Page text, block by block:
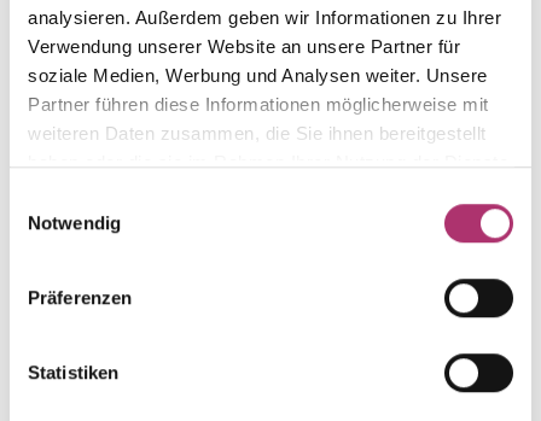
analysieren. Außerdem geben wir Informationen zu Ihrer
Verwendung unserer Website an unsere Partner für
soziale Medien, Werbung und Analysen weiter. Unsere
Partner führen diese Informationen möglicherweise mit
weiteren Daten zusammen, die Sie ihnen bereitgestellt
haben oder die sie im Rahmen Ihrer Nutzung der Dienste
Notwendig
Präferenzen
Statistiken
585
yellow- and white gold
Size
-
Gem Color
-
Gem Type
Gem
Discover more pieces from this collection.